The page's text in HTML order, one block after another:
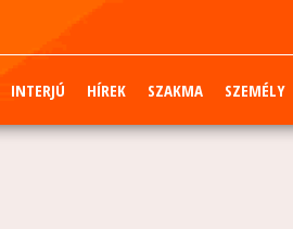
INTERJÚ HÍREK SZAKMA SZEMÉLY